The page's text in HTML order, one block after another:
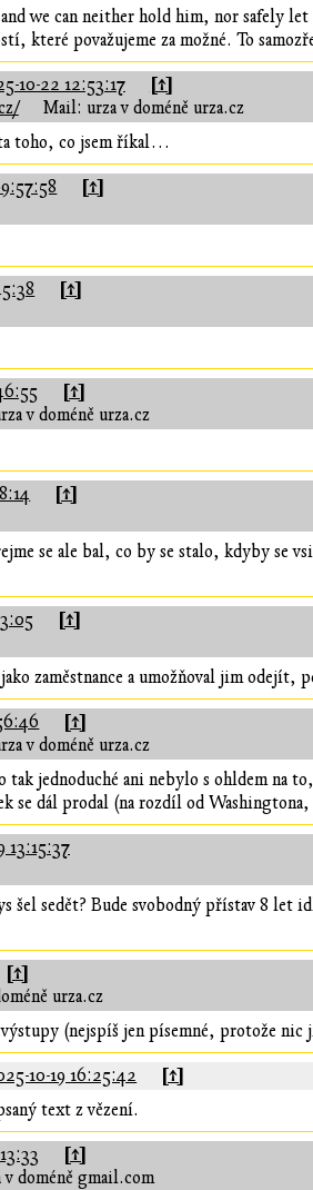
we can neither hold him, nor safely
které považujeme za možné. To
10-22 12:53:17 [↑]
Mail: urza v doméně urza.cz
toho, co jsem říkal…
[↑]
[↑]
[↑]
v doméně urza.cz
[↑]
se ale bal, co by se stalo, kdyby se
[↑]
zaměstnance a umožňoval jim odejít,
[↑]
v doméně urza.cz
jednoduché ani nebylo s ohldem na
se dál prodal (na rozdíl od
13:15:37
šel sedět? Bude svobodný přístav 8 let
[↑]
urza.cz
(nejspíš jen písemné, protože nic
10-19 16:25:42 [↑]
text z vězení.
[↑]
doméně gmail.com